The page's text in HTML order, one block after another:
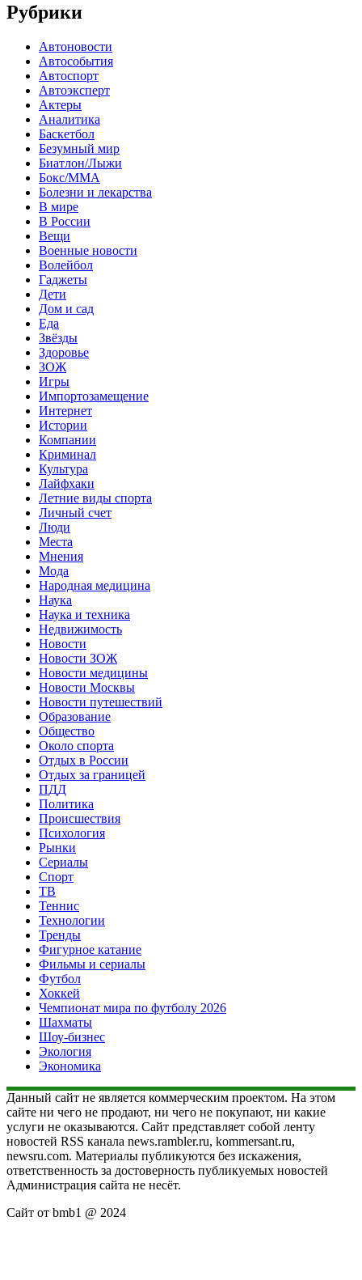
Рубрики
Автоновости
Автособытия
Автоспорт
Автоэксперт
Актеры
Аналитика
Баскетбол
Безумный мир
Биатлон/Лыжи
Бокс/MMA
Болезни и лекарства
В мире
В России
Вещи
Военные новости
Волейбол
Гаджеты
Дети
Дом и сад
Еда
Звёзды
Здоровье
ЗОЖ
Игры
Импортозамещение
Интернет
Истории
Компании
Криминал
Культура
Лайфхаки
Летние виды спорта
Личный счет
Люди
Места
Мнения
Мода
Народная медицина
Наука
Наука и техника
Недвижимость
Новости
Новости ЗОЖ
Новости медицины
Новости Москвы
Новости путешествий
Образование
Общество
Около спорта
Отдых в России
Отдых за границей
ПДД
Политика
Происшествия
Психология
Рынки
Сериалы
Спорт
ТВ
Теннис
Технологии
Тренды
Фигурное катание
Фильмы и сериалы
Футбол
Хоккей
Чемпионат мира по футболу 2026
Шахматы
Шоу-бизнес
Экология
Экономика
Данный сайт не является коммерческим проектом. На этом
сайте ни чего не продают, ни чего не покупают, ни какие
услуги не оказываются. Сайт представляет собой ленту
новостей RSS канала news.rambler.ru, kommersant.ru,
newsru.com. Материалы публикуются без искажения,
ответственность за достоверность публикуемых новостей
Администрация сайта не несёт.
Сайт от bmb1 @ 2024